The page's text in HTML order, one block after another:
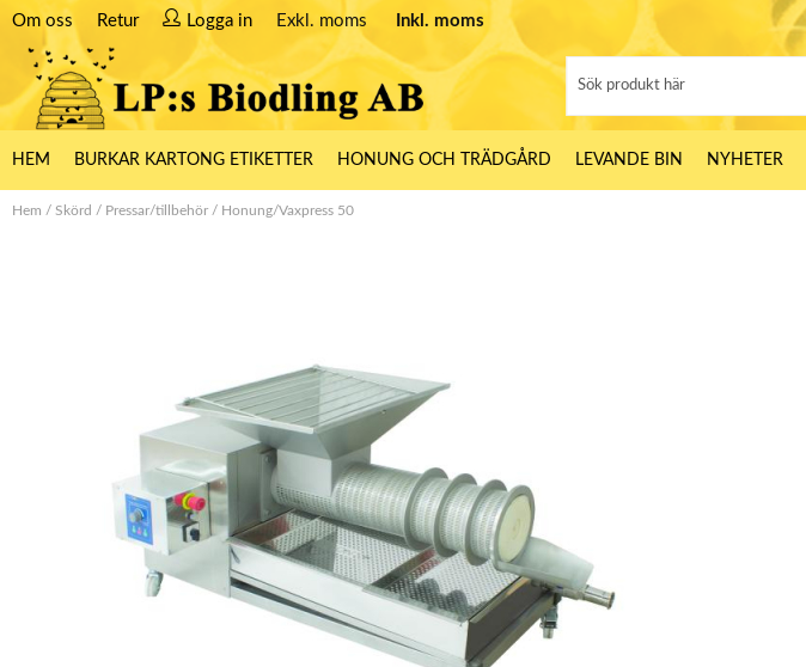
Om oss Retur Logga in Exkl. moms Inkl. moms
HEM BURKAR KARTONG ETIKETTER HONUNG OCH TRÄDGÅRD LEVANDE BIN NYHETER
Hem / Skörd / Pressar/tillbehör / Honung/Vaxpress 50